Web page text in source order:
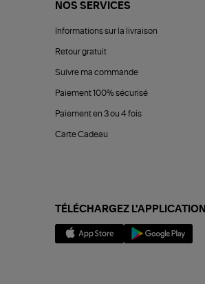
NOS SERVICES
Informations sur la livraison
Retour gratuit
Suivre ma commande
Paiement 100% sécurisé
Paiement en 3 ou 4 fois
Carte Cadeau
TÉLÉCHARGEZ L'APPLICATION